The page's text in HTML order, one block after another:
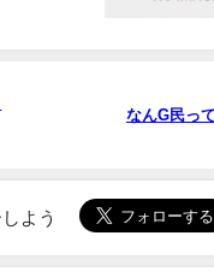
なんG民っ
よう